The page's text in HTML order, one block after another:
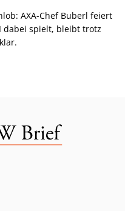
AXA-Chef Buberl feiert
dabei spielt, bleibt trotz